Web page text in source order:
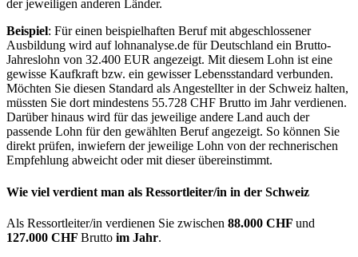
der jeweiligen anderen Länder.
Beispiel: Für einen beispielhaften Beruf mit abgeschlossener
Ausbildung wird auf lohnanalyse.de für Deutschland ein Brutto-
Jahreslohn von 32.400 EUR angezeigt. Mit diesem Lohn ist eine
gewisse Kaufkraft bzw. ein gewisser Lebensstandard verbunden.
Möchten Sie diesen Standard als Angestellter in der Schweiz halten,
müssten Sie dort mindestens 55.728 CHF Brutto im Jahr verdienen.
Darüber hinaus wird für das jeweilige andere Land auch der
passende Lohn für den gewählten Beruf angezeigt. So können Sie
direkt prüfen, inwiefern der jeweilige Lohn von der rechnerischen
Empfehlung abweicht oder mit dieser übereinstimmt.
Wie viel verdient man als Ressortleiter/in in der Schweiz
Als Ressortleiter/in verdienen Sie zwischen 88.000 CHF und
127.000 CHF Brutto im Jahr.